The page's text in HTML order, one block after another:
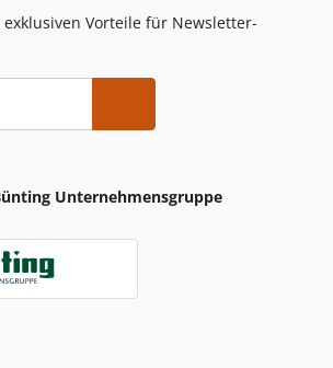
Vorteile für Newsletter-
Unternehmensgruppe